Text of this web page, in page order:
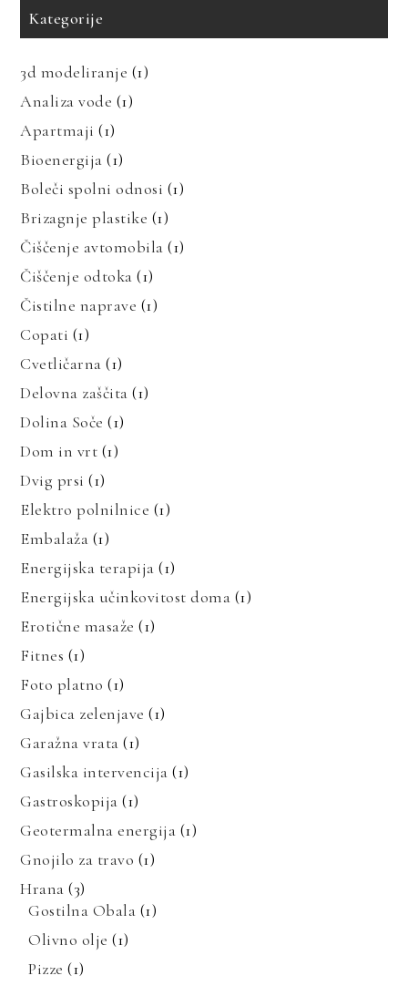
Kategorije
3d modeliranje (1)
Analiza vode (1)
Apartmaji (1)
Bioenergija (1)
Boleči spolni odnosi (1)
Brizagnje plastike (1)
Čiščenje avtomobila (1)
Čiščenje odtoka (1)
Čistilne naprave (1)
Copati (1)
Cvetličarna (1)
Delovna zaščita (1)
Dolina Soče (1)
Dom in vrt (1)
Dvig prsi (1)
Elektro polnilnice (1)
Embalaža (1)
Energijska terapija (1)
Energijska učinkovitost doma (1)
Erotične masaže (1)
Fitnes (1)
Foto platno (1)
Gajbica zelenjave (1)
Garažna vrata (1)
Gasilska intervencija (1)
Gastroskopija (1)
Geotermalna energija (1)
Gnojilo za travo (1)
Hrana (3)
Gostilna Obala (1)
Olivno olje (1)
Pizze (1)